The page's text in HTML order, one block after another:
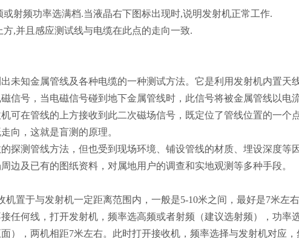
射频功率选满档.当液晶右下图标出现时,说明发射机正常工作.
,并且感应测试线与电缆在此点的走向一致.
未知金属管线及各种电缆的一种测试方法。它是利用发射机内置天
磁信号，当电磁信号碰到地下金属管线时，此信号将被金属管线以电
可在管线的上方接收到此二次磁场信号，既定位了管线位置的一个
向，这就是盲测的原理。
探测管线方法，但也受到现场环境、铺设管线的材质、埋设深度等
边及已有的图纸资料，对属地用户的调查和实地观测等多种手段。
机置于与发射机一定距离范围内，一般是5-10米之间，最好是7米左
任何线，打开发射机，频率选高频或者射频（建议选射频），功率
），两机相距7米左右。此时打开接收机，频率选择与发射机对应